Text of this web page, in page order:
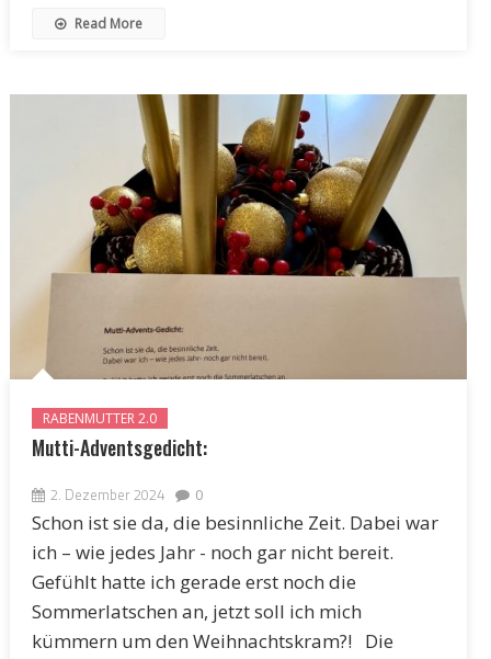
Read More
RABENMUTTER 2.0
Mutti-Adventsgedicht:
2. Dezember 2024 0
Schon ist sie da, die besinnliche Zeit. Dabei war
ich – wie jedes Jahr - noch gar nicht bereit.
Gefühlt hatte ich gerade erst noch die
Sommerlatschen an, jetzt soll ich mich
kümmern um den Weihnachtskram?! Die